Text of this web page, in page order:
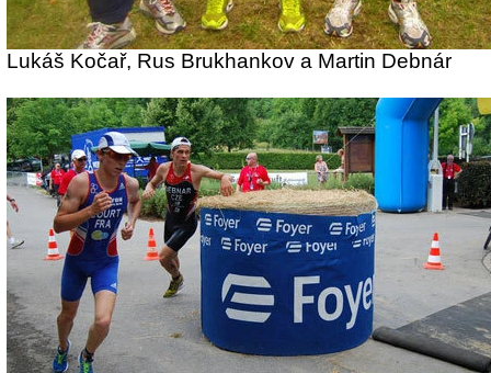
Lukáš Kočař, Rus Brukhankov a Martin Debnár